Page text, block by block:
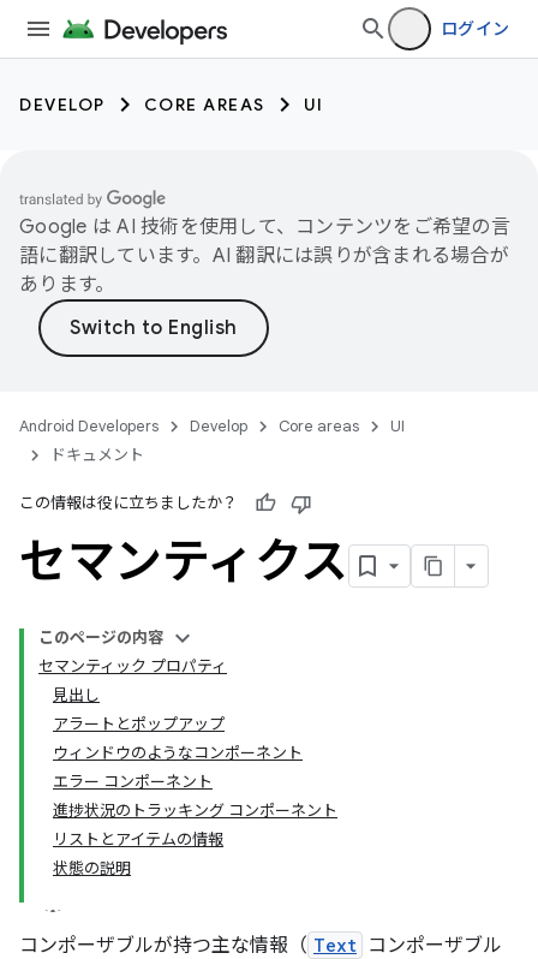
ログイン
DEVELOP CORE AREAS UI
Google は AI 技術を使用して、コンテンツをご希望の言
語に翻訳しています。AI 翻訳には誤りが含まれる場合が
あります。
Android Developers Develop Core areas
UI
ドキュメント
この情報は役に立ちましたか？
セマンティクス
このページの内容
セマンティック プロパティ
見出し
アラートとポップアップ
ウィンドウのようなコンポーネント
エラー コンポーネント
進捗状況のトラッキング コンポーネント
リストとアイテムの情報
状態の説明
コンポーザブルが持つ主な情報（ Text コンポーザブル